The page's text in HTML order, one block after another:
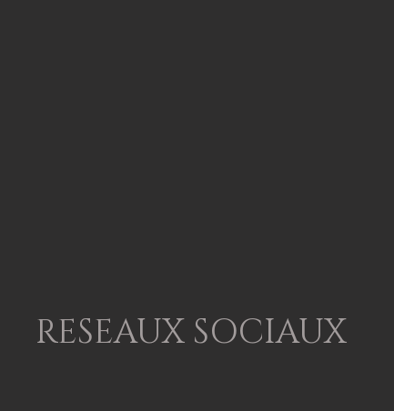
RESEAUX SOCIAUX